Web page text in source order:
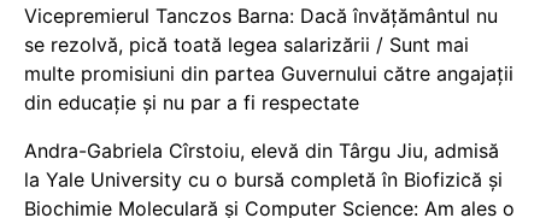
Vicepremierul Tanczos Barna: Dacă învățământul nu
se rezolvă, pică toată legea salarizării / Sunt mai
multe promisiuni din partea Guvernului către angajații
din educație și nu par a fi respectate
Andra-Gabriela Cîrstoiu, elevă din Târgu Jiu, admisă
la Yale University cu o bursă completă în Biofizică și
Biochimie Moleculară și Computer Science: Am ales o